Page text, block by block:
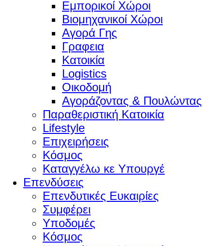
Εμπορικοί Χώροι
Βιομηχανικοί Χώροι
Αγορά Γης
Γραφεια
Κατοικία
Logistics
Οικοδομή
Αγοράζοντας & Πουλώντας
Παραθεριστική Κατοικία
Lifestyle
Επιχειρήσεις
Κόσμος
Καταγγέλω κε Υπουργέ
Επενδύσεις
Επενδυτικές Ευκαιρίες
Συμφέρει
Υποδομές
Κόσμος